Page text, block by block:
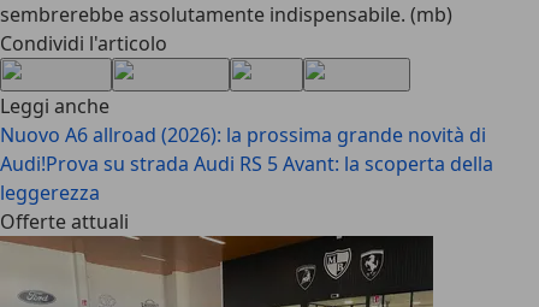
sembrerebbe assolutamente indispensabile. (mb)
Condividi l'articolo
Leggi anche
Nuovo A6 allroad (2026): la prossima grande novità di
Audi!Prova su strada Audi RS 5 Avant: la scoperta della
leggerezza
Offerte attuali